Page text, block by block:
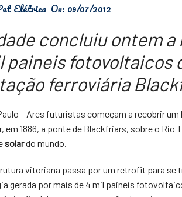
Ambiente
Elétrica On: 09/07/2012
concluiu ontem
paineis fotovoltaicos
ferroviária
– Ares futuristas começam a recobrir
em 1886, a ponte de Blackfriars, sobre o Rio
solardo mundo.
vitoriana passa por um retrofit para se
gerada por mais de 4 mil paineis